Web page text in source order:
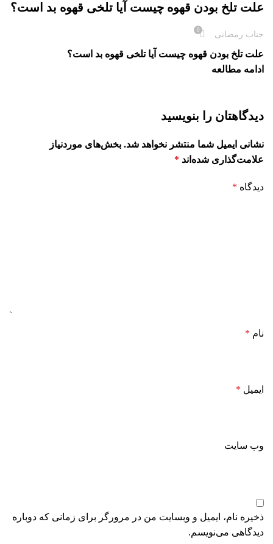
علت تلخ بودن قهوه چیست آیا تلخی قهوه بد است؟
جناب رمضانی 0
علت تلخ بودن قهوه چیست آیا تلخی قهوه بد است؟
ادامه مطالعه
دیدگاهتان را بنویسید
نشانی ایمیل شما منتشر نخواهد شد. بخش‌های موردنیاز
علامت‌گذاری شده‌اند *
دیدگاه *
نام *
ایمیل *
وب‌ سایت
ذخیره نام، ایمیل و وبسایت من در مرورگر برای زمانی که دوباره
دیدگاهی می‌نویسم.